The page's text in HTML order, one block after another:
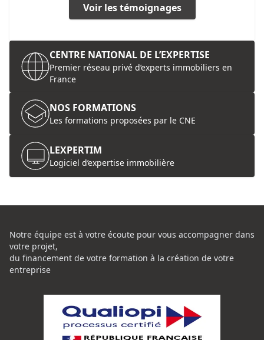
Voir les témoignages
CENTRE NATIONAL DE L’EXPERTISE
Premier réseau privé d’experts immobiliers en
France
NOS FORMATIONS
Les formations proposées par le CNE
LEXPERTIM
Logiciel d’expertise immobilière
Notre équipe est à votre écoute pour vous accompagner dans
votre projet,
du financement de votre formation à la création de votre
entreprise